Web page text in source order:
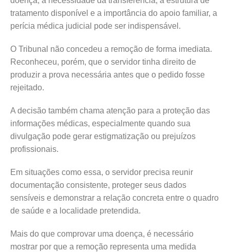
tratamento disponível e a importância do apoio familiar, a
perícia médica judicial pode ser indispensável.
O Tribunal não concedeu a remoção de forma imediata.
Reconheceu, porém, que o servidor tinha direito de
produzir a prova necessária antes que o pedido fosse
rejeitado.
A decisão também chama atenção para a proteção das
informações médicas, especialmente quando sua
divulgação pode gerar estigmatização ou prejuízos
profissionais.
Em situações como essa, o servidor precisa reunir
documentação consistente, proteger seus dados
sensíveis e demonstrar a relação concreta entre o quadro
de saúde e a localidade pretendida.
Mais do que comprovar uma doença, é necessário
mostrar por que a remoção representa uma medida